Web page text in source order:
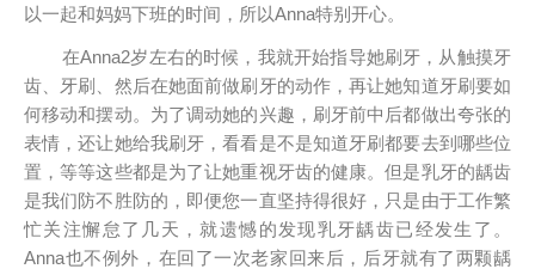
以一起和妈妈下班的时间，所以Anna特别开心。
在Anna2岁左右的时候，我就开始指导她刷牙，从触摸牙
齿、牙刷、然后在她面前做刷牙的动作，再让她知道牙刷要如
何移动和摆动。为了调动她的兴趣，刷牙前中后都做出夸张的
表情，还让她给我刷牙，看看是不是知道牙刷都要去到哪些位
置，等等这些都是为了让她重视牙齿的健康。但是乳牙的龋齿
是我们防不胜防的，即便您一直坚持得很好，只是由于工作繁
忙关注懈怠了几天，就遗憾的发现乳牙龋齿已经发生了。
Anna也不例外，在回了一次老家回来后，后牙就有了两颗龋